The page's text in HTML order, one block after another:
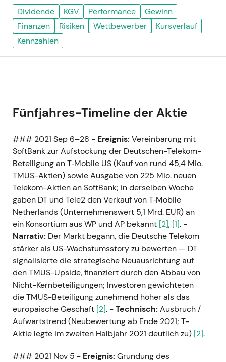
Dividende KGV Performance
Gewinn
Finanzen
Risiken Wettbewerber
Kursverlauf
Kennzahlen
Fünfjahres-Timeline der Aktie
### 2021 Sep 6–28 - Ereignis: Vereinbarung mit
SoftBank zur Aufstockung der Deutschen-Telekom-
Beteiligung an T‑Mobile US (Kauf von rund 45,4 Mio.
TMUS-Aktien) sowie Ausgabe von 225 Mio. neuen
Telekom-Aktien an SoftBank; in derselben Woche
gaben DT und Tele2 den Verkauf von T‑Mobile
Netherlands (Unternehmenswert 5,1 Mrd. EUR) an
ein Konsortium aus WP und AP bekannt [2], [1]. -
Narrativ: Der Markt begann, die Deutsche Telekom
stärker als US-Wachstumsstory zu bewerten — DT
signalisierte die strategische Neuausrichtung auf
den TMUS-Upside, finanziert durch den Abbau von
Nicht-Kernbeteiligungen; Investoren gewichteten
die TMUS-Beteiligung zunehmend höher als das
europäische Geschäft [2]. -Technisch: Ausbruch /
Aufwärtstrend (Neubewertung ab Ende 2021; T-
Aktie legte im zweiten Halbjahr 2021 deutlich zu) [2].
### 2021 Nov 5 - Ereignis: Gründung des